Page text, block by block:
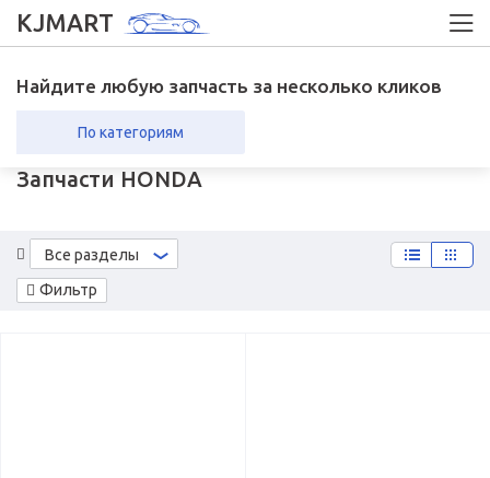
KJMART
Найдите любую запчасть за несколько кликов
По категориям
Запчасти HONDA
Фильтр
Все разделы